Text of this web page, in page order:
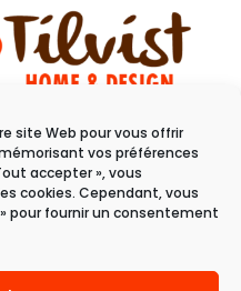
site Web pour vous offrir
vos préférences
accepter », vous
cookies. Cependant, vous
pour fournir un consentement
11 rue du raisin
68100 Mulhouse
Du mardi au samedi